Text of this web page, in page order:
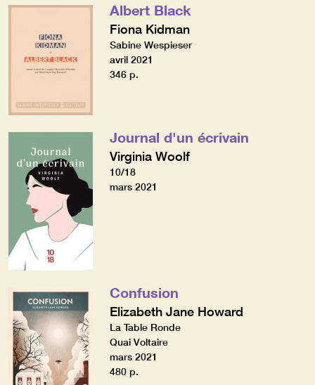
Albert Black
Fiona Kidman
Sabine Wespieser
avril 2021
346 p.
Journal d'un écrivain
Virginia Woolf
10/18
mars 2021
Confusion
Elizabeth Jane Howard
La Table Ronde
Quai Voltaire
mars 2021
480 p.